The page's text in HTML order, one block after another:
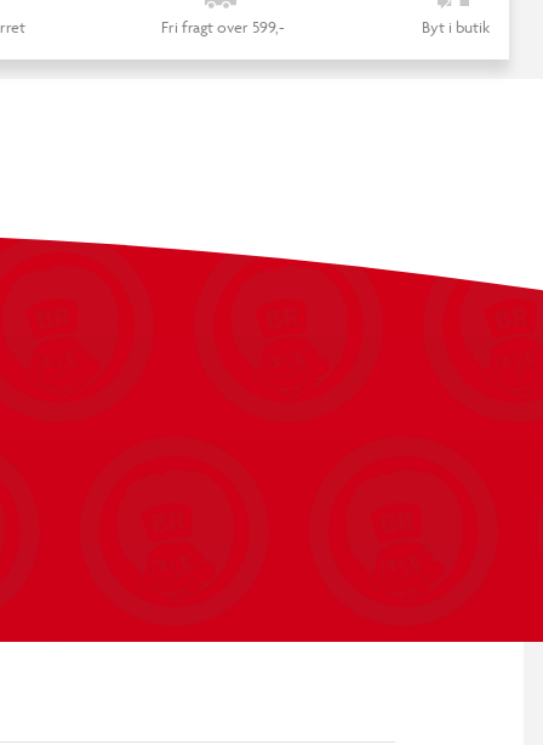
Fri fragt over 599,- Byt i butik